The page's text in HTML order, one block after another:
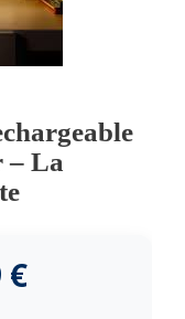
– La
€